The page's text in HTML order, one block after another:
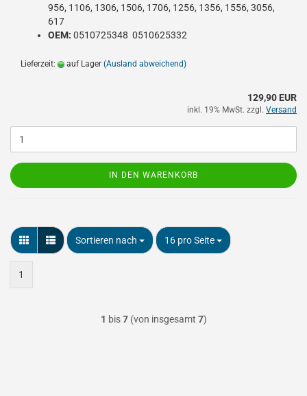
956, 1106, 1306, 1506, 1706, 1256, 1356, 1556, 3056,
617
OEM: 0510725348 0510625332
Lieferzeit: auf Lager (Ausland abweichend)
129,90 EUR
inkl. 19% MwSt. zzgl. Versand
IN DEN WARENKORB
Sortieren nach
Sortieren nach 16 pro Seite
pro Seite
1
1 bis7(von insgesamt 7)